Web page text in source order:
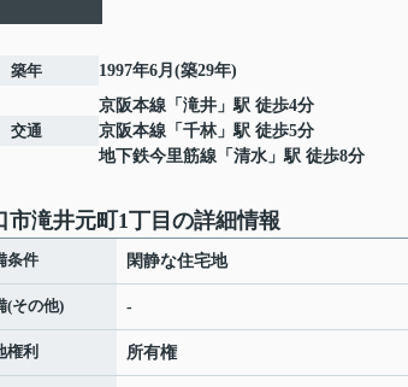
築年 1997年6月(築29年)
交通
京阪本線 「 滝井 」駅 徒歩4分
京阪本線 「 千林」駅 徒歩5分
地下鉄今里筋線 「 清水 」駅 徒歩8分
市滝井元町1丁目の詳細情報
条件 閑静な住宅地
(その他) -
権利 所有権